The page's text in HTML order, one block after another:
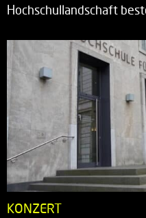
Hochschullandschaft
KONZERT